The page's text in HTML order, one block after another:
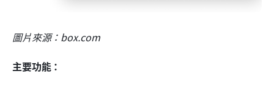
圖片來源：box.com
主要功能：